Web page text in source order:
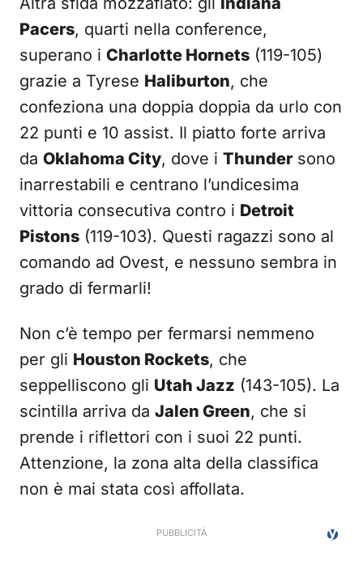
Pacers, quarti nella conference,
superano i Charlotte Hornets (119-105)
grazie a Tyrese Haliburton, che
confeziona una doppia doppia da urlo con
22 punti e 10 assist. Il piatto forte arriva
da Oklahoma City, dove i Thunder sono
inarrestabili e centrano l’undicesima
vittoria consecutiva contro i Detroit
Pistons (119-103). Questi ragazzi sono al
comando ad Ovest, e nessuno sembra in
grado di fermarli!
Non c’è tempo per fermarsi nemmeno
per gli Houston Rockets, che
seppelliscono gli Utah Jazz (143-105). La
scintilla arriva da Jalen Green, che si
prende i riflettori con i suoi 22 punti.
Attenzione, la zona alta della classifica
non è mai stata così affollata.